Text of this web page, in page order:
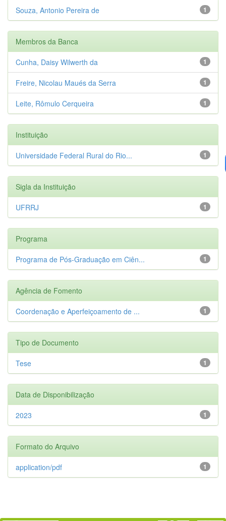
1
Souza, Antonio Pereira de
Membros da Banca
1
Cunha, Daisy Wilwerth da
1
Freire, Nicolau Maués da Serra
1
Leite, Rômulo Cerqueira
Instituição
1
Universidade Federal Rural do Rio...
Sigla da Instituição
1
UFRRJ
Programa
1
Programa de Pós-Graduação em Ciên...
Agência de Fomento
1
Coordenação e Aperfeiçoamento de ...
Tipo de Documento
1
Tese
Data de Disponibilização
1
2023
Formato do Arquivo
1
application/pdf